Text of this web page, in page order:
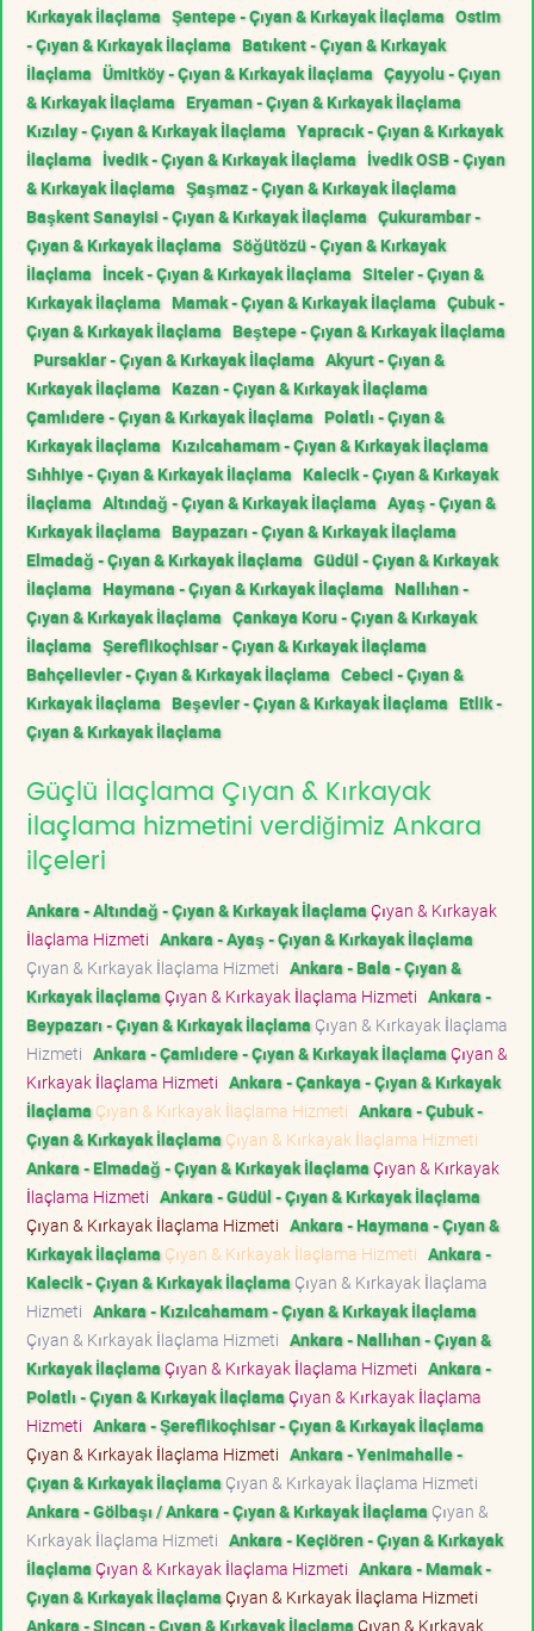
Kırkayak İlaçlama Şentepe - Çıyan & Kırkayak İlaçlama Ostim
- Çıyan & Kırkayak İlaçlama Batıkent - Çıyan & Kırkayak
İlaçlama Ümitköy - Çıyan & Kırkayak İlaçlama Çayyolu - Çıyan
& Kırkayak İlaçlama Eryaman - Çıyan & Kırkayak İlaçlama
Kızılay - Çıyan & Kırkayak İlaçlama Yapracık - Çıyan & Kırkayak
İlaçlama İvedik - Çıyan & Kırkayak İlaçlama İvedik OSB - Çıyan
& Kırkayak İlaçlama Şaşmaz - Çıyan & Kırkayak İlaçlama
Başkent Sanayisi - Çıyan & Kırkayak İlaçlama Çukurambar -
Çıyan & Kırkayak İlaçlama Söğütözü - Çıyan & Kırkayak
İlaçlama İncek - Çıyan & Kırkayak İlaçlama Siteler - Çıyan &
Kırkayak İlaçlama Mamak - Çıyan & Kırkayak İlaçlama Çubuk -
Çıyan & Kırkayak İlaçlama Beştepe - Çıyan & Kırkayak İlaçlama
Pursaklar - Çıyan & Kırkayak İlaçlama Akyurt - Çıyan &
Kırkayak İlaçlama Kazan - Çıyan & Kırkayak İlaçlama
Çamlıdere - Çıyan & Kırkayak İlaçlama Polatlı - Çıyan &
Kırkayak İlaçlama Kızılcahamam - Çıyan & Kırkayak İlaçlama
Sıhhiye - Çıyan & Kırkayak İlaçlama Kalecik - Çıyan & Kırkayak
İlaçlama Altındağ - Çıyan & Kırkayak İlaçlama Ayaş - Çıyan &
Kırkayak İlaçlama Baypazarı - Çıyan & Kırkayak İlaçlama
Elmadağ - Çıyan & Kırkayak İlaçlama Güdül - Çıyan & Kırkayak
İlaçlama Haymana - Çıyan & Kırkayak İlaçlama Nallıhan -
Çıyan & Kırkayak İlaçlama Çankaya Koru - Çıyan & Kırkayak
İlaçlama Şereflikoçhisar - Çıyan & Kırkayak İlaçlama
Bahçelievler - Çıyan & Kırkayak İlaçlama Cebeci - Çıyan &
Kırkayak İlaçlama Beşevler - Çıyan & Kırkayak İlaçlama Etlik -
Çıyan & Kırkayak İlaçlama
Güçlü İlaçlama Çıyan & Kırkayak
İlaçlama hizmetini verdiğimiz Ankara
ilçeleri
Ankara - Altındağ - Çıyan & Kırkayak İlaçlamaÇıyan & Kırkayak
İlaçlama Hizmeti Ankara - Ayaş - Çıyan & Kırkayak İlaçlama
Çıyan & Kırkayak İlaçlama Hizmeti Ankara - Bala - Çıyan &
Kırkayak İlaçlamaÇıyan & Kırkayak İlaçlama Hizmeti Ankara -
Beypazarı - Çıyan & Kırkayak İlaçlama Çıyan & Kırkayak İlaçlama
Hizmeti Ankara - Çamlıdere - Çıyan & Kırkayak İlaçlamaÇıyan &
Kırkayak İlaçlama Hizmeti Ankara - Çankaya - Çıyan & Kırkayak
İlaçlama Çıyan & Kırkayak İlaçlama Hizmeti Ankara - Çubuk -
Çıyan & Kırkayak İlaçlama Çıyan & Kırkayak İlaçlama Hizmeti
Ankara - Elmadağ - Çıyan & Kırkayak İlaçlamaÇıyan & Kırkayak
İlaçlama Hizmeti Ankara - Güdül - Çıyan & Kırkayak İlaçlama
Çıyan & Kırkayak İlaçlama Hizmeti Ankara - Haymana - Çıyan &
Kırkayak İlaçlama Çıyan & Kırkayak İlaçlama Hizmeti Ankara -
Kalecik - Çıyan & Kırkayak İlaçlama Çıyan & Kırkayak İlaçlama
Hizmeti Ankara - Kızılcahamam - Çıyan & Kırkayak İlaçlama
Çıyan & Kırkayak İlaçlama Hizmeti Ankara - Nallıhan - Çıyan &
Kırkayak İlaçlamaÇıyan & Kırkayak İlaçlama Hizmeti Ankara -
Polatlı - Çıyan & Kırkayak İlaçlamaÇıyan & Kırkayak İlaçlama
Hizmeti Ankara - Şereflikoçhisar - Çıyan & Kırkayak İlaçlama
Çıyan & Kırkayak İlaçlama Hizmeti Ankara - Yenimahalle -
Çıyan & Kırkayak İlaçlama Çıyan & Kırkayak İlaçlama Hizmeti
Ankara - Gölbaşı / Ankara - Çıyan & Kırkayak İlaçlama Çıyan &
Kırkayak İlaçlama Hizmeti Ankara - Keçiören - Çıyan & Kırkayak
İlaçlamaÇıyan & Kırkayak İlaçlama Hizmeti Ankara - Mamak -
Çıyan & Kırkayak İlaçlamaÇıyan & Kırkayak İlaçlama Hizmeti
Ankara - Sincan - Çıyan & Kırkayak İlaçlamaÇıyan & Kırkayak